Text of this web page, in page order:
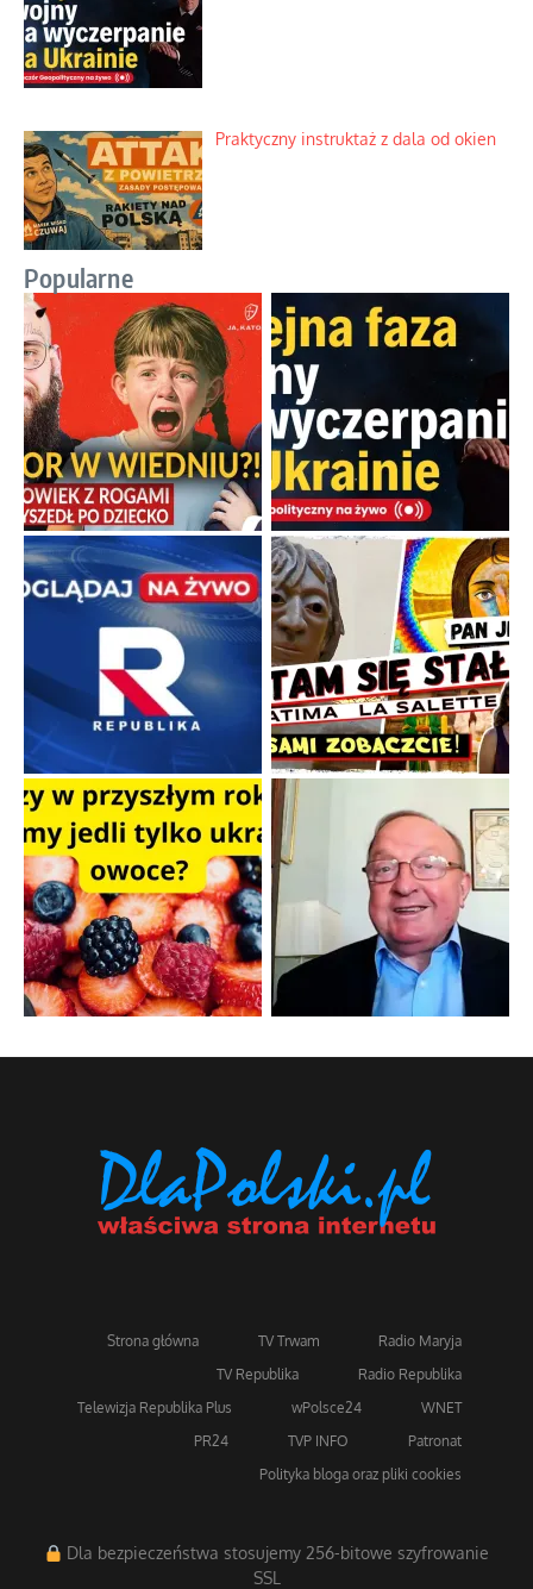
Praktyczny instruktaż z dala od okien
Popularne
Strona główna TV Trwam
Radio Maryja
TV Republika
Radio Republika
Telewizja Republika Plus
wPolsce24
WNET
PR24
TVP INFO
Patronat
Polityka bloga oraz pliki cookies
Dla bezpieczeństwa stosujemy 256-bitowe szyfrowanie
SSL